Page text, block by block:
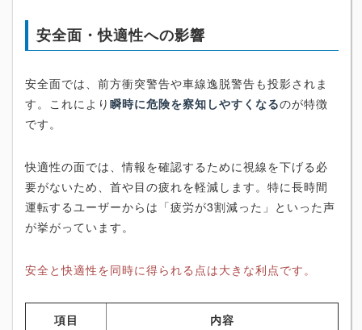
安全面・快適性への影響
安全面では、前方衝突警告や車線逸脱警告も投影されま
す。これにより 瞬時に危険を察知しやすくなるのが特徴
です。
快適性の面では、情報を確認するために視線を下げる必
要がないため、首や目の疲れを軽減します。特に長時間
運転するユーザーからは「疲労が3割減った」といった声
が挙がっています。
安全と快適性を同時に得られる点は大きな利点です。
項目 内容